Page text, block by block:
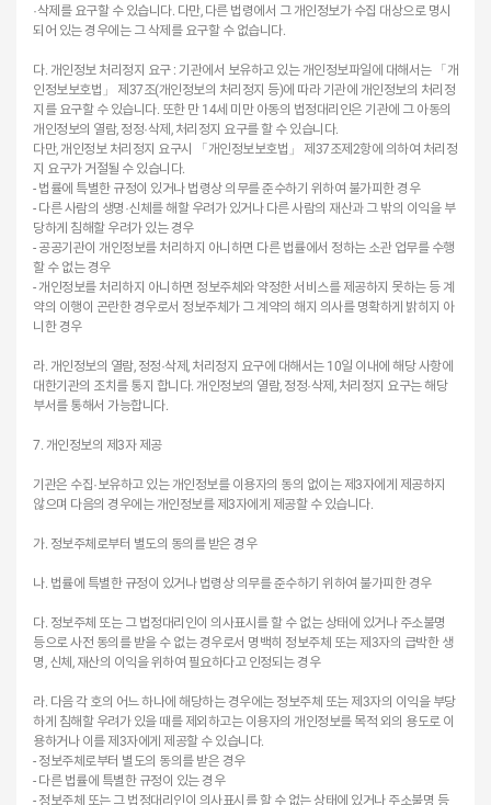
·삭제를 요구할 수 있습니다. 다만, 다른 법령에서 그 개인정보가 수집 대상으로 명시
되어 있는 경우에는 그 삭제를 요구할 수 없습니다.
다. 개인정보 처리정지 요구 : 기관에서 보유하고 있는 개인정보파일에 대해서는 「개
인정보보호법」 제37조(개인정보의 처리정지 등)에 따라 기관에 개인정보의 처리정
지를 요구할 수 있습니다. 또한 만 14세 미만 아동의 법정대리인은 기관에 그 아동의
개인정보의 열람, 정정·삭제, 처리정지 요구를 할 수 있습니다.
다만, 개인정보 처리정지 요구시 「개인정보보호법」 제37조제2항에 의하여 처리정
지 요구가 거절될 수 있습니다.
- 법률에 특별한 규정이 있거나 법령상 의무를 준수하기 위하여 불가피한 경우
- 다른 사람의 생명·신체를 해할 우려가 있거나 다른 사람의 재산과 그 밖의 이익을 부
당하게 침해할 우려가 있는 경우
- 공공기관이 개인정보를 처리하지 아니하면 다른 법률에서 정하는 소관 업무를 수행
할 수 없는 경우
- 개인정보를 처리하지 아니하면 정보주체와 약정한 서비스를 제공하지 못하는 등 계
약의 이행이 곤란한 경우로서 정보주체가 그 계약의 해지 의사를 명확하게 밝히지 아
니한 경우
라. 개인정보의 열람, 정정·삭제, 처리정지 요구에 대해서는 10일 이내에 해당 사항에
대한기관의 조치를 통지 합니다. 개인정보의 열람, 정정·삭제, 처리정지 요구는 해당
부서를 통해서 가능합니다.
7. 개인정보의 제3자 제공
기관은 수집·보유하고 있는 개인정보를 이용자의 동의 없이는 제3자에게 제공하지
않으며 다음의 경우에는 개인정보를 제3자에게 제공할 수 있습니다.
가. 정보주체로부터 별도의 동의를 받은 경우
나. 법률에 특별한 규정이 있거나 법령상 의무를 준수하기 위하여 불가피한 경우
다. 정보주체 또는 그 법정대리인이 의사표시를 할 수 없는 상태에 있거나 주소불명
등으로 사전 동의를 받을 수 없는 경우로서 명백히 정보주체 또는 제3자의 급박한 생
명, 신체, 재산의 이익을 위하여 필요하다고 인정되는 경우
라. 다음 각 호의 어느 하나에 해당하는 경우에는 정보주체 또는 제3자의 이익을 부당
하게 침해할 우려가 있을 때를 제외하고는 이용자의 개인정보를 목적 외의 용도로 이
용하거나 이를 제3자에게 제공할 수 있습니다.
- 정보주체로부터 별도의 동의를 받은 경우
- 다른 법률에 특별한 규정이 있는 경우
- 정보주체 또는 그 법정대리인이 의사표시를 할 수 없는 상태에 있거나 주소불명 등